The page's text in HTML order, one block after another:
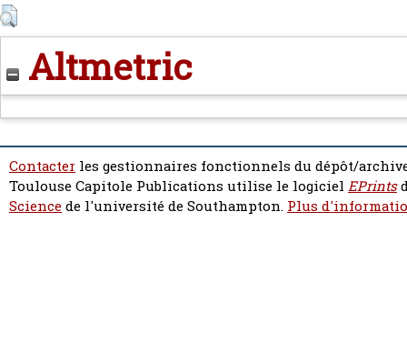
Altmetric
Contacter les gestionnaires fonctionnels du dépôt/
Toulouse Capitole Publications utilise le logiciel EPrints
Sciencede l'université de Southampton. Plus